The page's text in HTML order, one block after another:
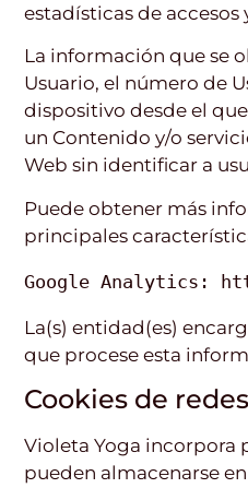
estadísticas de
La información que se
Usuario, el número de
dispositivo desde el
un Contenido y/o
Web sin identificar a
Puede obtener más
principales
Google Analytics:
La(s) entidad(es)
que procese esta
Cookies de
Violeta Yoga incorpora
pueden almacenarse